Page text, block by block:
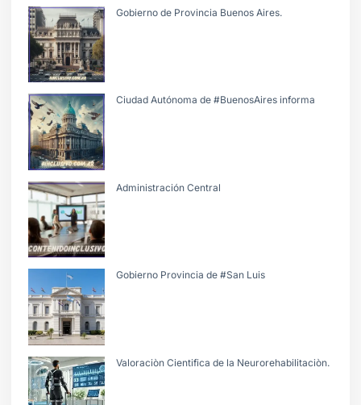
Gobierno de Provincia Buenos Aires.
Ciudad Autónoma de #BuenosAires informa
Administración Central
Gobierno Provincia de #San Luis
Valoraciòn Cientifica de la Neurorehabilitaciòn.